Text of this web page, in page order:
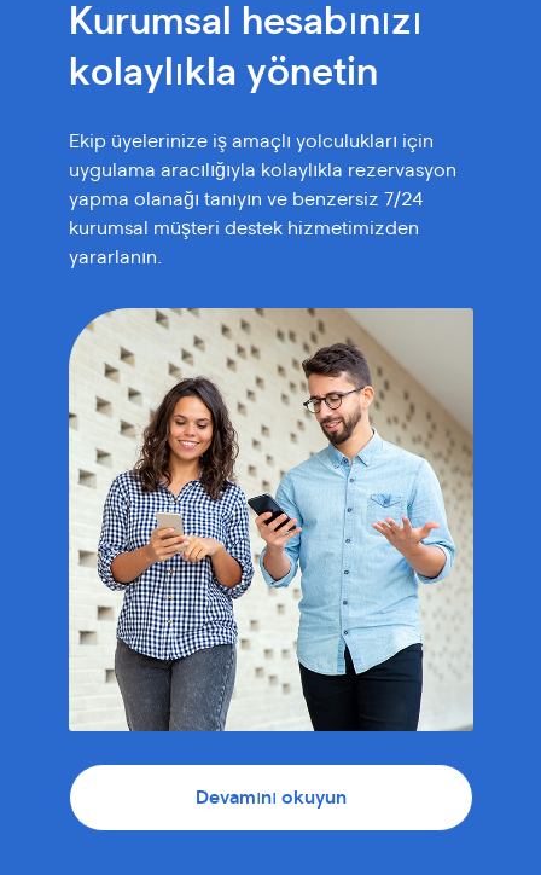
Kurumsal hesabınızı
kolaylıkla yönetin
Ekip üyelerinize iş amaçlı yolculukları için
uygulama aracılığıyla kolaylıkla rezervasyon
yapma olanağı tanıyın ve benzersiz 7/24
kurumsal müşteri destek hizmetimizden
yararlanın.
Devamını okuyun